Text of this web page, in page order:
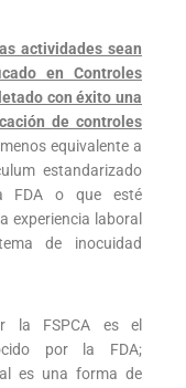
actividades sean
en Controles
con éxito una
de controles
equivalente a
estandarizado
FDA o que esté
experiencia laboral
de inocuidad
la FSPCA es el
por la FDA;
es una forma de